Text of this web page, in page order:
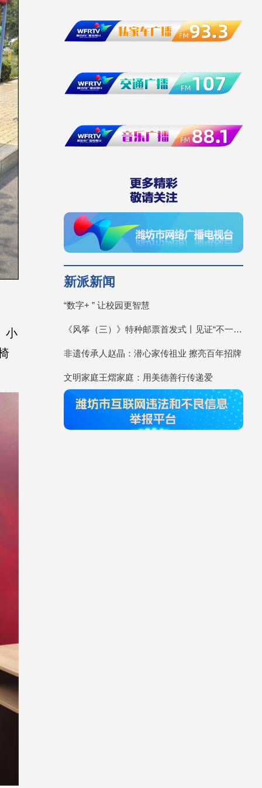
小
新派新闻
“数字+ ” 让校园更智慧
《风筝（三）》特种邮票首发式丨见证“不一YOUNG的潍坊”
非遗传承人赵晶：潜心家传祖业 擦亮百年招牌
文明家庭王熠家庭：用美德善行传递爱